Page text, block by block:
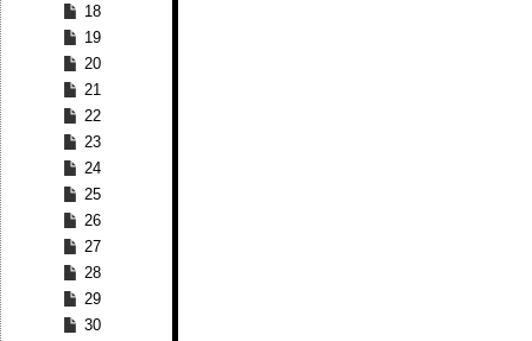
18
19
20
21
22
23
24
25
26
27
28
29
30